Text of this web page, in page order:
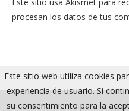
web
(opcional)
procesan los datos de tus
Este sitio web utiliza cookies
experiencia de usuario. Si
su consentimiento para la